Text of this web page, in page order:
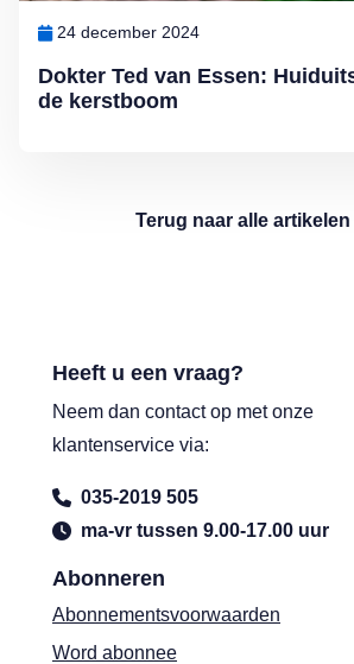
Dokter Ted van Essen:
de kerstboom
24 december 2024
Terug naar alle artikelen
Abonneren
Abonnementsvoorwaarden
Word abonnee
Heeft u een vraag?
Neem dan contact op met onze
klantenservice via:
035-2019 505
ma-vr tussen 9.00-17.00 uur